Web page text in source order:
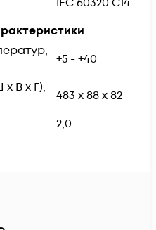
+5 - +40
В х Г),
483 х 88 х 82
2,0